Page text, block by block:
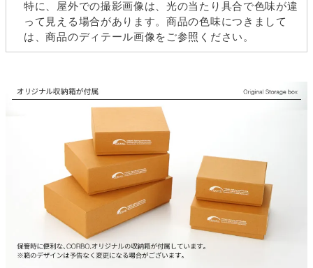
特に、屋外での撮影画像は、光の当たり具合で色味が違
って見える場合があります。商品の色味につきまして
は、商品のディテール画像をご参照ください。